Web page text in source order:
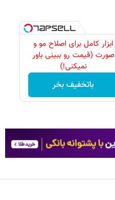
ابزار کامل برای اصلاح مو و
صورت (قیمت رو ببینی باور
نمیکنی!)
باتخفیف بخر